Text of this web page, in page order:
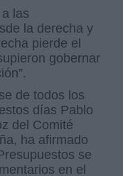
las
la derecha y
pierde el
gobernar
de todos los
días Pablo
del Comité
ha afirmado
se
en el